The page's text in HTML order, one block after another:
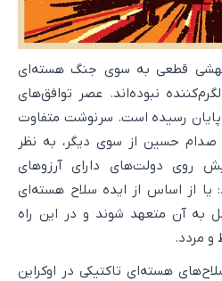
قطعی به سوی جنگ هسته‌ای
نبوده‌اند. عصر توافق‌های
رسیده است. سرنوشت متفاوت
حسین از سوی دیگر، به نظر
روی دولت‌های دارای آرزوهای
یا از اساس از ایده سلاح هسته‌ای
به آن متعهد شوند و در این راه
و مردد.
هسته‌ای تاکتیکی در اوکراین